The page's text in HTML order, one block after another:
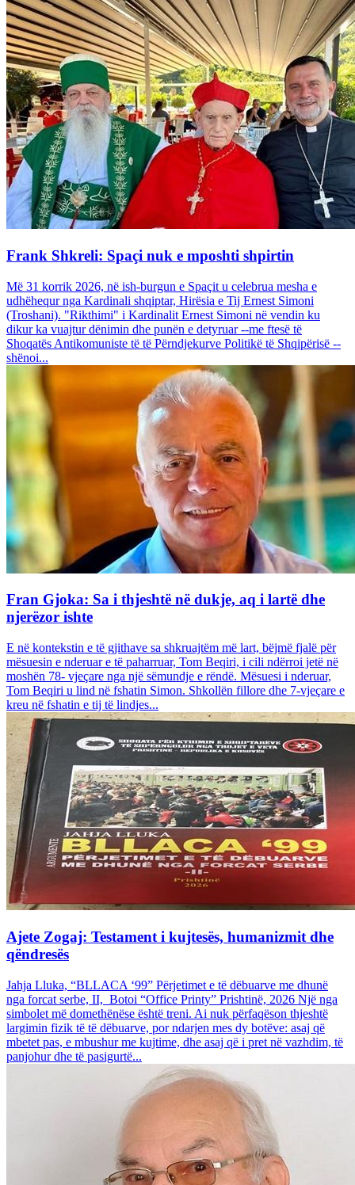
Frank Shkreli: Spaçi nuk e mposhti shpirtin
Më 31 korrik 2026, në ish-burgun e Spaçit u celebrua mesha e
udhëhequr nga Kardinali shqiptar, Hirësia e Tij Ernest Simoni
(Troshani). "Rikthimi" i Kardinalit Ernest Simoni në vendin ku
dikur ka vuajtur dënimin dhe punën e detyruar --me ftesë të
Shoqatës Antikomuniste të të Përndjekurve Politikë të Shqipërisë --
shënoi...
Fran Gjoka: Sa i thjeshtë në dukje, aq i lartë dhe
njerëzor ishte
E në kontekstin e të gjithave sa shkruajtëm më lart, bëjmë fjalë për
mësuesin e nderuar e të paharruar, Tom Beqiri, i cili ndërroi jetë në
moshën 78- vjeçare nga një sëmundje e rëndë. Mësuesi i nderuar,
Tom Beqiri u lind në fshatin Simon. Shkollën fillore dhe 7-vjeçare e
kreu në fshatin e tij të lindjes...
Ajete Zogaj: Testament i kujtesës, humanizmit dhe
qëndresës
Jahja Lluka, “BLLACA ‘99” Përjetimet e të dëbuarve me dhunë
nga forcat serbe, II, Botoi “Office Printy” Prishtinë, 2026 Një nga
simbolet më domethënëse është treni. Ai nuk përfaqëson thjeshtë
largimin fizik të të dëbuarve, por ndarjen mes dy botëve: asaj që
mbetet pas, e mbushur me kujtime, dhe asaj që i pret në vazhdim, të
panjohur dhe të pasigurtë...